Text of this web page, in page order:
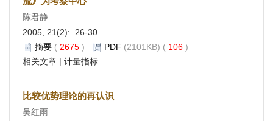
陈君静
2005, 21(2): 26-30.
摘要 ( 2675 ) PDF (2101KB) ( 106 )
相关文章 | 计量指标
比较优势理论的再认识
吴红雨